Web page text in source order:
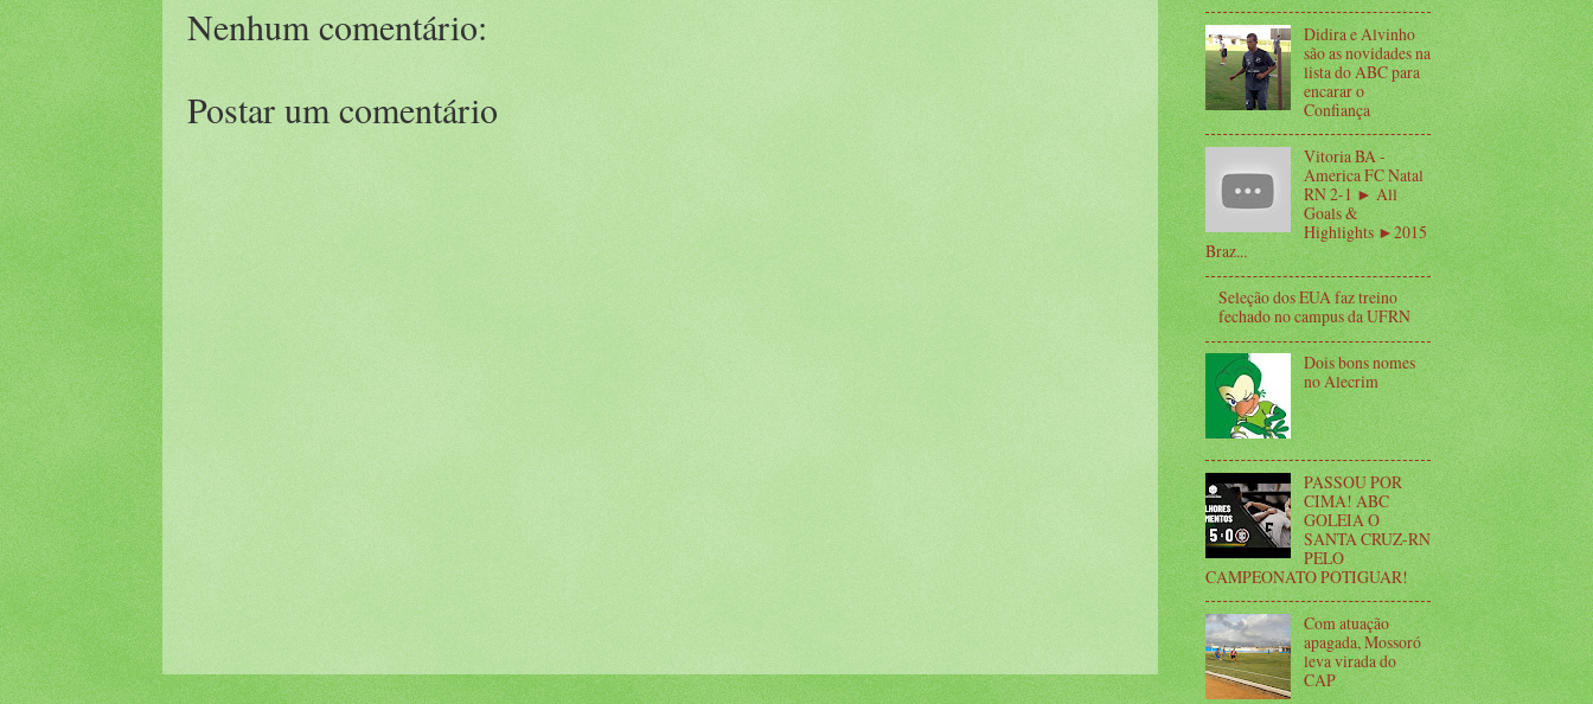
Nenhum comentário:
Postar um comentário
Didira e Alvinho
são as novidades na
lista do ABC para
encarar o
Confiança
Vitoria BA -
America FC Natal
RN 2-1 ► All
Goals &
Highlights ►2015
Braz...
Seleção dos EUA faz treino
fechado no campus da UFRN
Dois bons nomes
no Alecrim
PASSOU POR
CIMA! ABC
GOLEIA O
SANTA CRUZ-RN
PELO
CAMPEONATO POTIGUAR!
Com atuação
apagada, Mossoró
leva virada do
CAP